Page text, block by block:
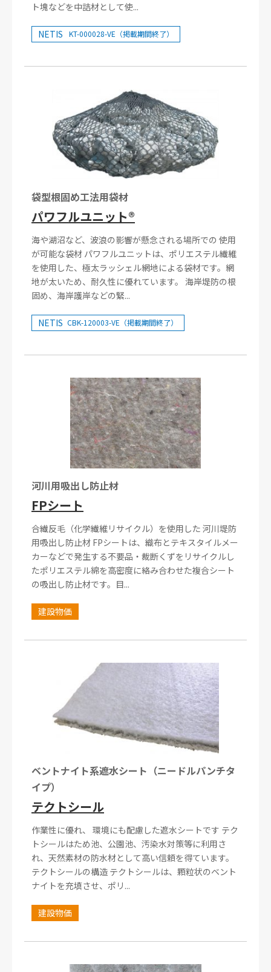
ト塊などを中詰材として使...
NETIS KT-000028-VE（掲載期間終了）
袋型根固め工法用袋材
パワフルユニット®
海や湖沼など、波浪の影響が懸念される場所での 使用
が可能な袋材 パワフルユニットは、ポリエステル繊維
を使用した、極太ラッシェル網地による袋材です。網
地が太いため、耐久性に優れています。 海岸堤防の根
固め、海岸護岸などの緊...
NETIS CBK-120003-VE（掲載期間終了）
河川用吸出し防止材
FPシート
合繊反毛（化学繊維リサイクル）を使用した 河川堤防
用吸出し防止材 FPシートは、織布とテキスタイルメー
カーなどで発生する不要品・裁断くずをリサイクルし
たポリエステル綿を高密度に絡み合わせた複合シート
の吸出し防止材です。目...
建設物価
ベントナイト系遮水シート（ニードルパンチタ
イプ）
テクトシール
作業性に優れ、 環境にも配慮した遮水シートです テク
トシールはため池、公園池、汚染水対策等に利用さ
れ、天然素材の防水材として高い信頼を得ています。
テクトシールの構造 テクトシールは、顆粒状のベント
ナイトを充填させ、ポリ...
建設物価